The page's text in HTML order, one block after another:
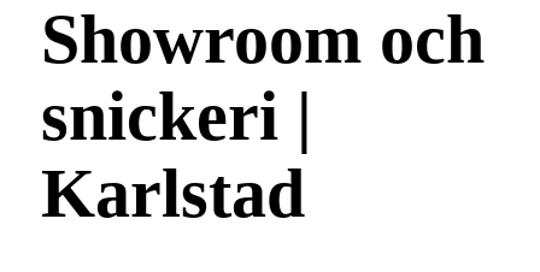
Showroom och
snickeri |
Karlstad